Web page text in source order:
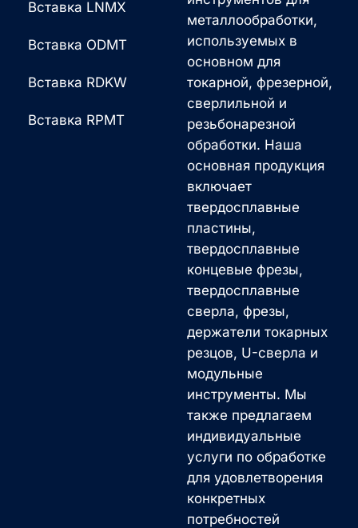
металлообработки,
используемых в
основном для
токарной, фрезерной,
сверлильной и
резьбонарезной
обработки. Наша
основная продукция
включает
твердосплавные
пластины,
твердосплавные
концевые фрезы,
твердосплавные
сверла, фрезы,
держатели токарных
резцов, U-сверла и
модульные
инструменты. Мы
также предлагаем
индивидуальные
услуги по обработке
для удовлетворения
конкретных
потребностей
Вставка LNMX
Вставка ODMT
Вставка RDKW
Вставка RPMT